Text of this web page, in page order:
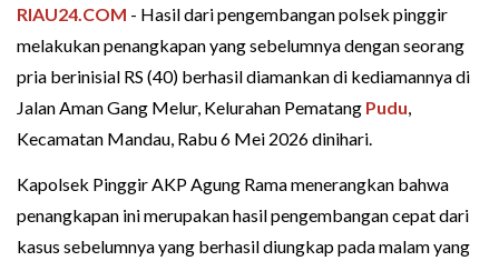
RIAU24.COM - Hasil dari pengembangan polsek pinggir
melakukan penangkapan yang sebelumnya dengan seorang
pria berinisial RS (40) berhasil diamankan di kediamannya di
Jalan Aman Gang Melur, Kelurahan Pematang Pudu,
Kecamatan Mandau, Rabu 6 Mei 2026 dinihari.
Kapolsek Pinggir AKP Agung Rama menerangkan bahwa
penangkapan ini merupakan hasil pengembangan cepat dari
kasus sebelumnya yang berhasil diungkap pada malam yang